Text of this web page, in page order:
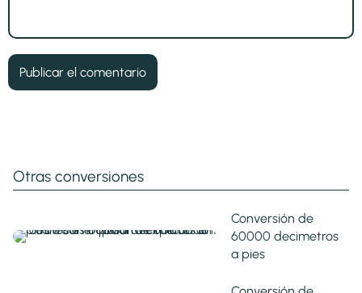
Otras conversiones
Conversión de
60000 decimetros
a pies